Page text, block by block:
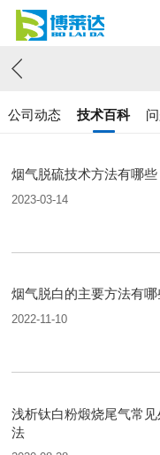
公司动态 技术百科
烟气脱硫技术方法有哪些
2023-03-14
烟气脱白的主要方法有哪
2022-11-10
浅析钛白粉煅烧尾气常
法